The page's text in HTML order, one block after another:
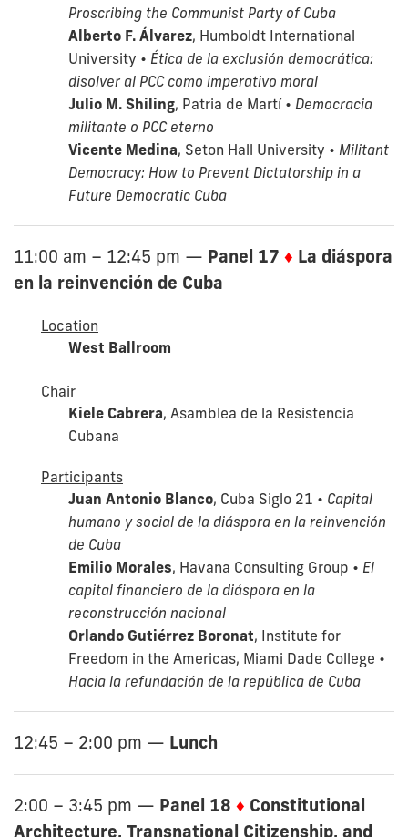
Proscribing the Communist Party of Cuba
Alberto F. Álvarez, Humboldt International
University • Ética de la exclusión democrática:
disolver al PCC como imperativo moral
Julio M. Shiling, Patria de Martí • Democracia
militante o PCC eterno
Vicente Medina, Seton Hall University • Militant
Democracy: How to Prevent Dictatorship in a
Future Democratic Cuba
11:00 am – 12:45 pm — Panel 17 ♦ La diáspora
en la reinvención de Cuba
Location
West Ballroom
Chair
Kiele Cabrera, Asamblea de la Resistencia
Cubana
Participants
Juan Antonio Blanco, Cuba Siglo 21 • Capital
humano y social de la diáspora en la reinvención
de Cuba
Emilio Morales, Havana Consulting Group • El
capital financiero de la diáspora en la
reconstrucción nacional
Orlando Gutiérrez Boronat, Institute for
Freedom in the Americas, Miami Dade College •
Hacia la refundación de la república de Cuba
12:45 – 2:00 pm — Lunch
2:00 – 3:45 pm — Panel 18 ♦ Constitutional
Architecture, Transnational Citizenship, and